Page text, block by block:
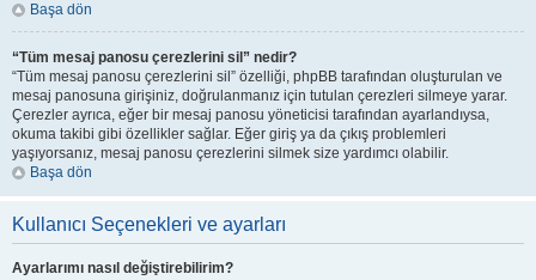
Başa dön
“Tüm mesaj panosu çerezlerini sil” nedir?
“Tüm mesaj panosu çerezlerini sil” özelliği, phpBB tarafından oluşturulan ve
mesaj panosuna girişiniz, doğrulanmanız için tutulan çerezleri silmeye yarar.
Çerezler ayrıca, eğer bir mesaj panosu yöneticisi tarafından ayarlandıysa,
okuma takibi gibi özellikler sağlar. Eğer giriş ya da çıkış problemleri
yaşıyorsanız, mesaj panosu çerezlerini silmek size yardımcı olabilir.
Başa dön
Kullanıcı Seçenekleri ve ayarları
Ayarlarımı nasıl değiştirebilirim?